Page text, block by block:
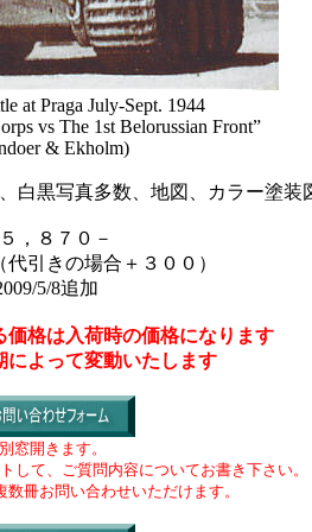
at Praga July-Sept. 1944
vs The 1st Belorussian Front”
& Ekholm)
白黒写真多数、地図、カラー塗装
，８７０－
引きの場合＋３００）
5/8追加
価格は入荷時の価格になります
によって変動いたします
窓開きます。
して、ご質問内容についてお書き下さい。
冊お問い合わせいただけます。